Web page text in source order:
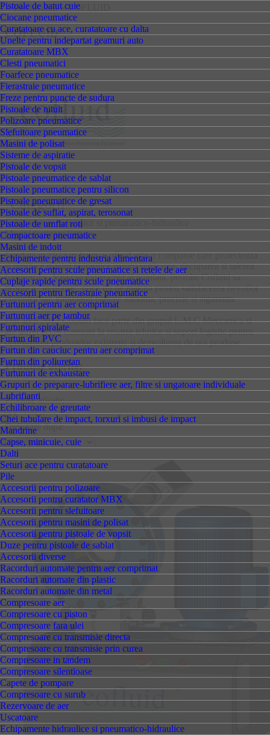
Pistoale de batut cuie
Ciocane pneumatice
Curatatoare cu ace, curatatoare cu dalta
Unelte pentru indepartat geamuri auto
Curatatoare MBX
Clesti pneumatici
Foarfece pneumatice
Fierastraie pneumatice
Freze pentru puncte de sudura
Pistoale de nituit
Polizoare pneumatice
Slefuitoare pneumatice
Masini de polisat
Sisteme de aspiratie
Pistoale de vopsit
Pistoale pneumatice de sablat
Pistoale pneumatice pentru silicon
Pistoale pneumatice de gresat
Pistoale de suflat, aspirat, terosonat
Pistoale de umflat roti
Compactoare pneumatice
Masini de indoit
Echipamente pentru industria alimentara
Accesorii pentru scule pneumatice si retele de aer
Cuplaje rapide pentru scule pneumatice
Accesorii pentru fierastraie pneumatice
Furtunuri pentru aer comprimat
Furtunuri aer pe tambur
Furtunuri spiralate
Furtun din PVC
Furtun din cauciuc pentru aer comprimat
Furtun din poliuretan
Furtunuri de exhaustare
Grupuri de preparare-lubrifiere aer, filtre si ungatoare individuale
Lubrifianti
Echilibroare de greutate
Chei tubulare de impact, torxuri si imbusi de impact
Mandrine
Capse, minicuie, cuie
Dalti
Seturi ace pentru curatatoare
Pile
Accesorii pentru polizoare
Accesorii pentru curatator MBX
Accesorii pentru slefuitoare
Accesorii pentru masini de polisat
Accesorii pentru pistoale de vopsit
Duze pentru pistoale de sablat
Accesorii diverse
Racorduri automate pentru aer comprimat
Racorduri automate din plastic
Racorduri automate din metal
Compresoare aer
Compresoare cu piston
Compresoare fara ulei
Compresoare cu transmisie directa
Compresoare cu transmisie prin curea
Compresoare in tandem
Compresoare silentioase
Capete de pompare
Compresoare cu surub
Rezervoare de aer
Uscatoare
Echipamente hidraulice si pneumatico-hidraulice
» Producatori»COFLUID
COFLUID
Categorii
Echipamente hidraulice si pneumatico-hidraulice
Masini sertizare furtun
Fondata in 1972 in Italia, Cofluid este o companie care proiecteaza
si produce masini hidraulice pentru sertizarea, decuparea si taierea
furtunurilor. Vasta sa experienta acumulata, permite Cofluid sa
produca "in-house" orice tip de masina pentru satisfacerea nevoilor
clientilor sai, garantand calitate maxima, precizie si siguranta.
Din anul 2012 Cofluid face parte din grupul L.M.C Meccanica si
are astfel acces constant la resurse tehnice si suport logistic pentru
optimizarea produselor existente si dezvoltarea de noi produse.
Produse oferite:
Produse afisate:
Ordonare dupa: